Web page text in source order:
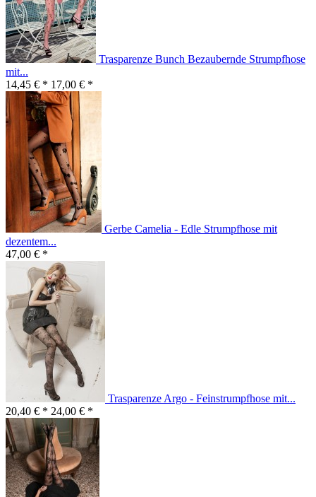
Trasparenze Bunch Bezaubernde Strumpfhose
mit...
14,45 € * 17,00 € *
Gerbe Camelia - Edle Strumpfhose mit
dezentem...
47,00 € *
Trasparenze Argo - Feinstrumpfhose mit...
20,40 € * 24,00 € *